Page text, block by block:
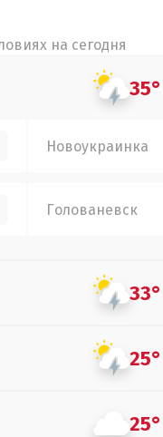
на сегодня
35°
Новоукраинка
Голованевск
33°
25°
25°